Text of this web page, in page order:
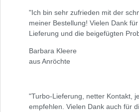
"Ich bin sehr zufrieden mit der
meiner Bestellung! Vielen Dank
Lieferung und die beigefügten
Barbara Kleere
aus Anröchte
"Turbo-Lieferung, netter Kontakt,
empfehlen. Vielen Dank auch für